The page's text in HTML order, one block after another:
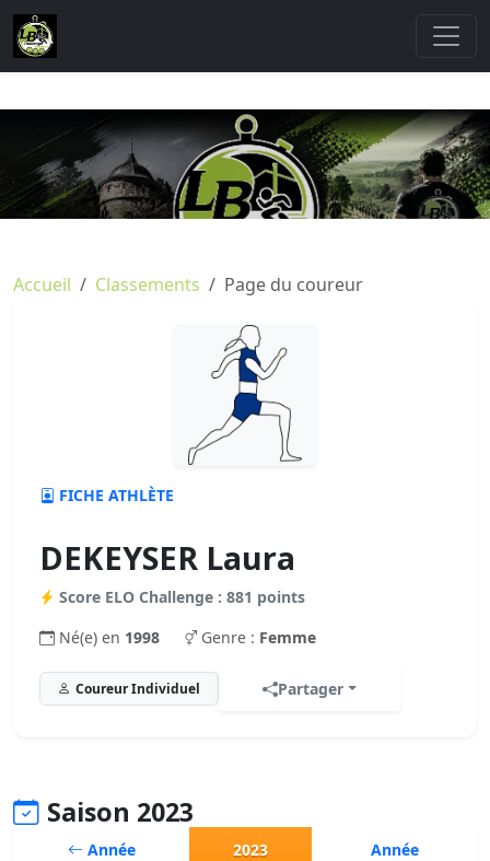
Accueil Classements Page du coureur
FICHE ATHLÈTE
DEKEYSER Laura
Score ELO Challenge : 881 points
Né(e) en 1998 Genre : Femme
Coureur Individuel Partager
Saison 2023
Année
2023
Année